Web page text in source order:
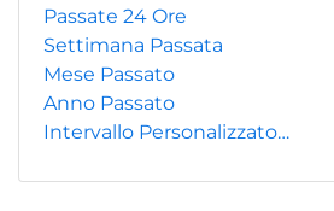
Passate 24 Ore
Settimana Passata
Mese Passato
Anno Passato
Intervallo Personalizzato…